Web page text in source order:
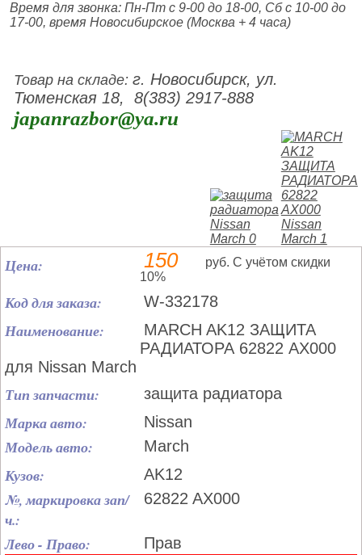
Время для звонка: Пн-Пт с 9-00 до 18-00, Сб с 10-00 до
17-00, время Новосибирское (Москва + 4 часа)
Товар на складе:г. Новосибирск, ул.
Тюменская 18, 8(383) 2917-888
japanrazbor@ya.ru
Цена: 150
руб. С учётом скидки
10%
Код для заказа: W-332178
Наименование:
MARCH AK12 ЗАЩИТА
РАДИАТОРА 62822 AX000
для Nissan March
Тип запчасти: защита радиатора
Марка авто: Nissan
Модель авто: March
Кузов: AK12
№, маркировка зап/
ч.:
62822 AX000
Лево - Право: Прав